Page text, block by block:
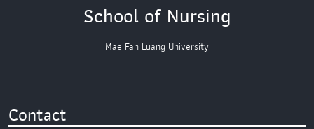
School of Nursing
Mae Fah Luang University
Contact